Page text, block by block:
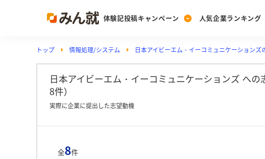
体験記投稿キャンペーン
Post
投稿する
人気企業ランキング
Ranking
ランキングを見る
PickUp
注目の企業特集
トップ 情報処理/システム 日本アイビーエム・イーコミュニケーションズ
日本アイビーエム・イーコミュニケーションズ へ
8件）
実際に企業に提出した志望動機
全8件